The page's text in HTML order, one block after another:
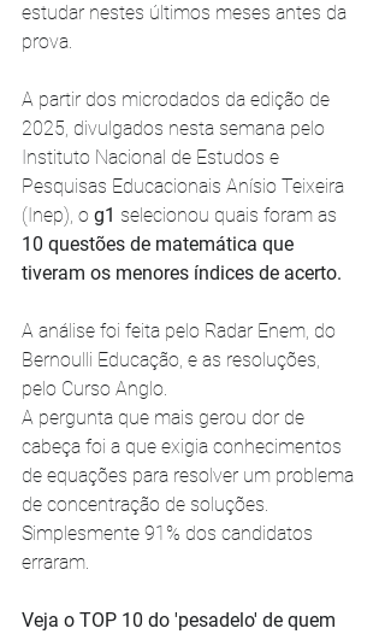
estudar nestes últimos meses antes da
prova.
A partir dos microdados da edição de
2025, divulgados nesta semana pelo
Instituto Nacional de Estudos e
Pesquisas Educacionais Anísio Teixeira
(Inep), o g1 selecionou quais foram as
10 questões de matemática que
tiveram os menores índices de acerto.
A análise foi feita pelo Radar Enem, do
Bernoulli Educação, e as resoluções,
pelo Curso Anglo.
A pergunta que mais gerou dor de
cabeça foi a que exigia conhecimentos
de equações para resolver um problema
de concentração de soluções.
Simplesmente 91% dos candidatos
erraram.
Veja o TOP 10 do 'pesadelo' de quem